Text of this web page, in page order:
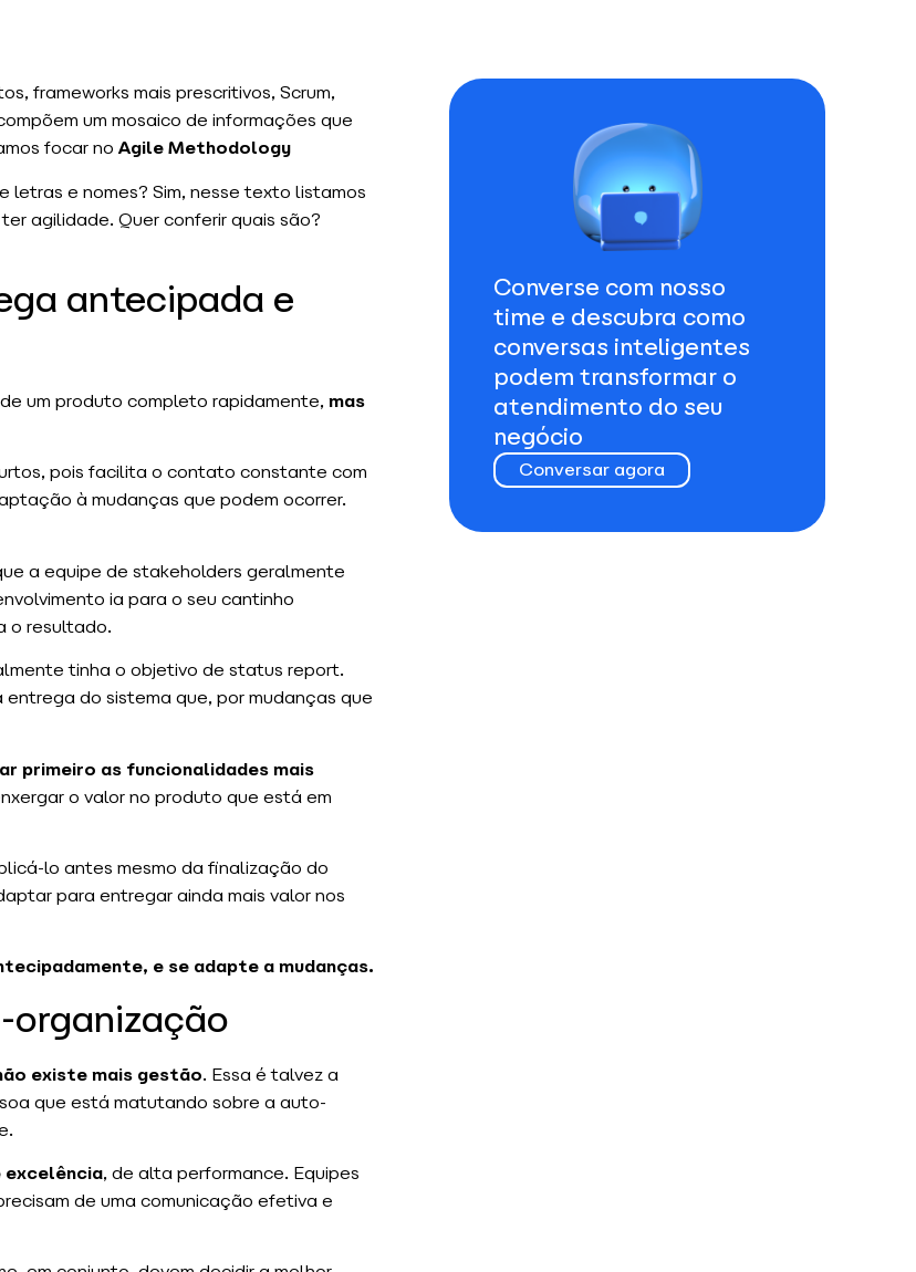
frameworks mais prescritivos, Scrum,
um mosaico de informações que
focar no Agile Methodology
letras e nomes? Sim, nesse texto listamos
agilidade. Quer conferir quais são?
antecipada e
um produto completo rapidamente, mas
pois facilita o contato constante com
à mudanças que podem ocorrer.
a equipe de stakeholders geralmente
ia para o seu cantinho
o resultado.
tinha o objetivo de status report.
do sistema que, por mudanças que
primeiro as funcionalidades mais
o valor no produto que está em
lo antes mesmo da finalização do
para entregar ainda mais valor nos
e se adapte a mudanças.
existe mais gestão. Essa é talvez a
que está matutando sobre a auto-
excelência, de alta performance. Equipes
de uma comunicação efetiva e
Converse com nosso
time e descubra como
conversas inteligentes
podem transformar o
atendimento do seu
negócio
Conversar agora